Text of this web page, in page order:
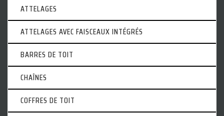
ATTELAGES
ATTELAGES AVEC FAISCEAUX INTÉGRÉS
BARRES DE TOIT
CHAÎNES
COFFRES DE TOIT